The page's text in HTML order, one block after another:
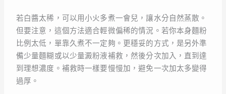
若白醬太稀，可以用小火多煮一會兒，讓水分自然蒸散。
但要注意，這個方法適合輕微偏稀的情況。若你本身麵粉
比例太低，單靠久煮不一定夠。更穩妥的方式，是另外準
備少量麵糊或以少量澱粉液補救，然後分次加入，直到達
到理想濃度。補救時一樣要慢慢加，避免一次加太多變得
過厚。